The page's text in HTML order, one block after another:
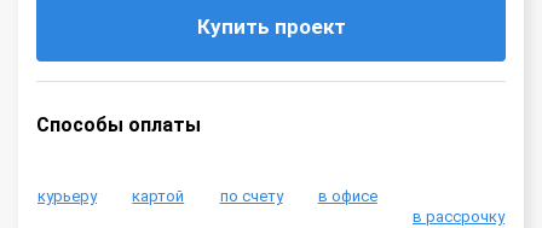
Купить проект
Способы оплаты
курьеру картой по счету
в офисе
в рассрочку